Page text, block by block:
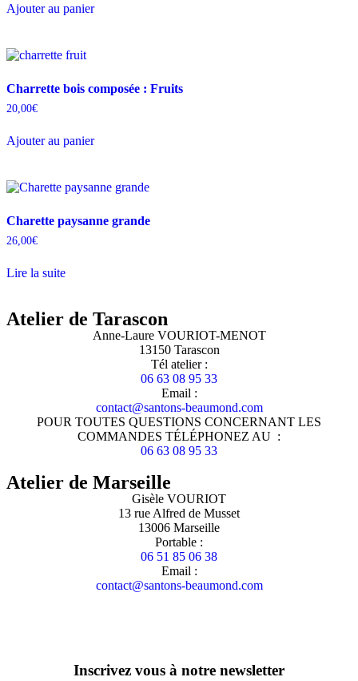
Ajouter au panier
Charrette bois composée : Fruits
20,00€
Ajouter au panier
Charette paysanne grande
26,00€
Lire la suite
Atelier de Tarascon
Anne-Laure VOURIOT-MENOT
13150 Tarascon
Tél atelier :
06 63 08 95 33
Email :
contact@santons-beaumond.com
POUR TOUTES QUESTIONS CONCERNANT LES
COMMANDES TÉLÉPHONEZ AU :
06 63 08 95 33
Atelier de Marseille
Gisèle VOURIOT
13 rue Alfred de Musset
13006 Marseille
Portable :
06 51 85 06 38
Email :
contact@santons-beaumond.com
Inscrivez vous à notre newsletter